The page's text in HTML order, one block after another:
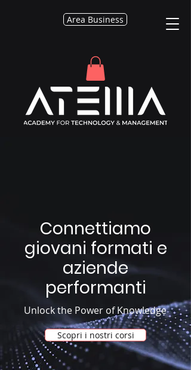
Area Business
Connettiamo
giovani formati e
aziende
performanti
Unlock the Power of Knowledge
Scopri i nostri corsi